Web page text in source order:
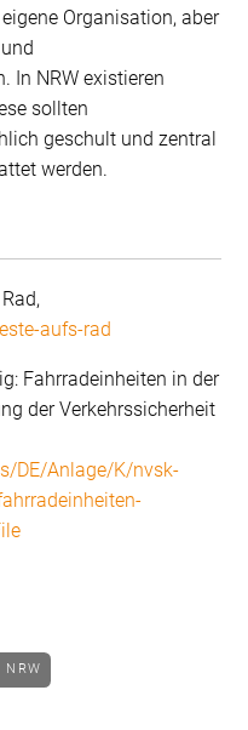
Organisation, aber
In NRW existieren
sollten
geschult und zentral
werden.
aufs-rad
Fahrradeinheiten in der
der Verkehrssicherheit
DE/Anlage/K/nvsk-
NRW